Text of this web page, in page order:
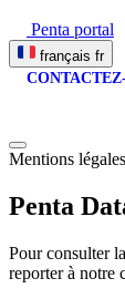
Penta portal
français fr
Mentions légales
Penta
Pour consulter
reporter à notre